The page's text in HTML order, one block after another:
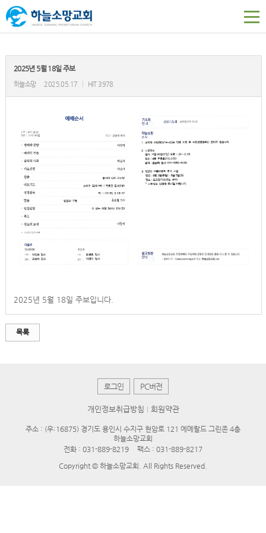
2025년 5월 18일 주보
하늘소망 2025.05.17 HIT 3978
2025년 5월 18일 주보입니다.
목록
로그인 PC버전
개인정보취급방침 회원약관
주소 : (우:16875) 경기도 용인시 수지구 현암로 121 에메랄드 그린존 4층
하늘소망교회
전화 : 031-889-8219
팩스 : 031-889-8217
Copyright © 하늘소망교회. All Rights Reserved.